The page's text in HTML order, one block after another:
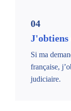
04
J'obtiens
Si ma
française,
judiciaire.